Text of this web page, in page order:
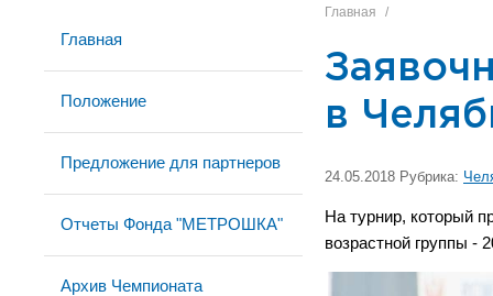
Главная
Положение
Предложение для партнеров
Отчеты Фонда "МЕТРОШКА"
Архив Чемпионата
Главная /
в
24.05.2018 Рубрика:
На турнир, который
возрастной группы -